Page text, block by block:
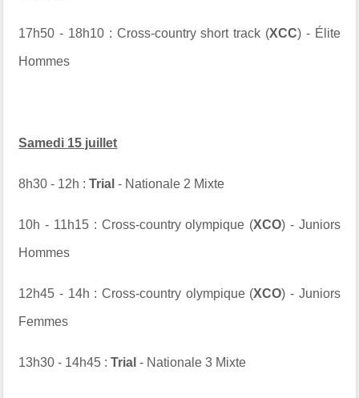
17h50 - 18h10 : Cross-country short track (XCC) - Élite
Hommes
Samedi 15 juillet
8h30 - 12h :Trial - Nationale 2 Mixte
10h - 11h15 : Cross-country olympique (XCO) - Juniors
Hommes
12h45 - 14h : Cross-country olympique (XCO) - Juniors
Femmes
13h30 - 14h45 :Trial - Nationale 3 Mixte